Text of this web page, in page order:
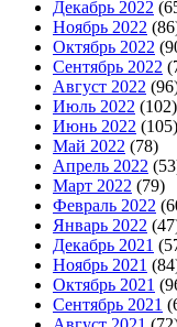
Декабрь 2022
Ноябрь 2022
Октябрь 2022
Сентябрь 2022
Август 2022
Июль 2022 (102)
Июнь 2022 (105)
Май 2022 (78)
Апрель 2022
Март 2022 (79)
Февраль 2022
Январь 2022
Декабрь 2021
Ноябрь 2021
Октябрь 2021
Сентябрь 2021